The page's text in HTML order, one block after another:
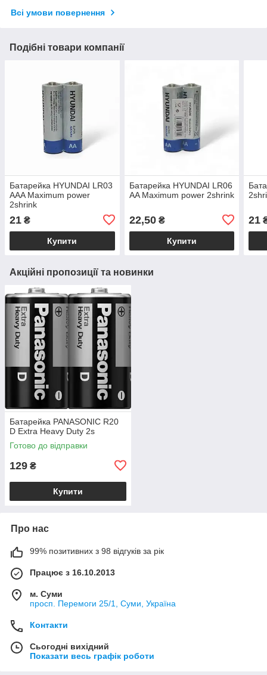
Всі умови повернення
Подібні товари компанії
Батарейка HYUNDAI LR03
AAA Maximum power
2shrink
21 ₴
Купити
Батарейка HYUNDAI LR06
AA Maximum power 2shrink
22,50₴
Купити
21
Акційні пропозиції та новинки
Батарейка PANASONIC R20
D Extra Heavy Duty 2s
Готово до відправки
129 ₴
Купити
Про нас
99% позитивних з 98 відгуків за рік
Працює з 16.10.2013
м. Суми
просп. Перемоги 25/1, Суми, Україна
Контакти
Сьогодні вихідний
Показати весь графік роботи